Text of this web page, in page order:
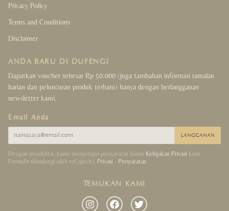
Decor Collection
Strings Collection
Lucky Coins Collection
Privacy Policy
Terms and Conditions
Disclaimer
ANDA BARU DI DUFENG?
Dapatkan voucher sebesar Rp 50.000 (juga tambahan informasi ramalan
harian dan peluncuran produk terbaru) hanya dengan berlangganan
newsletter kami.
Email Anda
LANGGANAN
Dengan mendaftar, kamu menyetujui persyaratan dalam Kebijakan Privasi kami.
Formulir dilindungi oleh reCaptcha. Privasi - Persyaratan
TEMUKAN KAMI